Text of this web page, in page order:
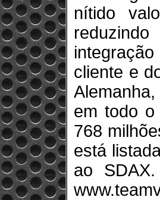
nítido
cliente e
em todo
768
está
ao